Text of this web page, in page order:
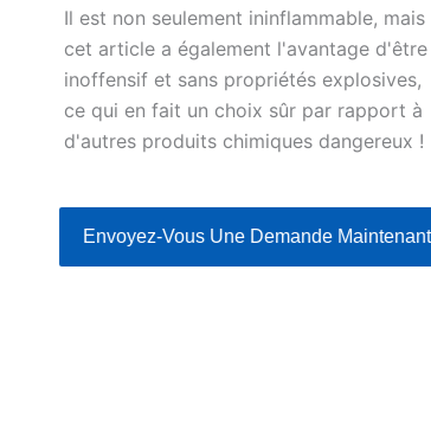
Il est non seulement ininflammable, mais
cet article a également l'avantage d'être
inoffensif et sans propriétés explosives,
ce qui en fait un choix sûr par rapport à
d'autres produits chimiques dangereux !
Envoyez-Vous Une Demande Maintenant